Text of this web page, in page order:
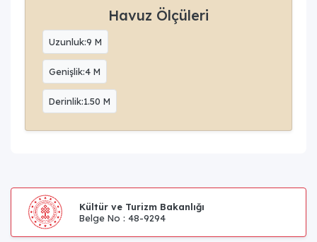
Havuz Ölçüleri
Uzunluk:9 M
Genişlik:4 M
Derinlik:1.50 M
Kültür ve Turizm Bakanlığı
Belge No : 48-9294